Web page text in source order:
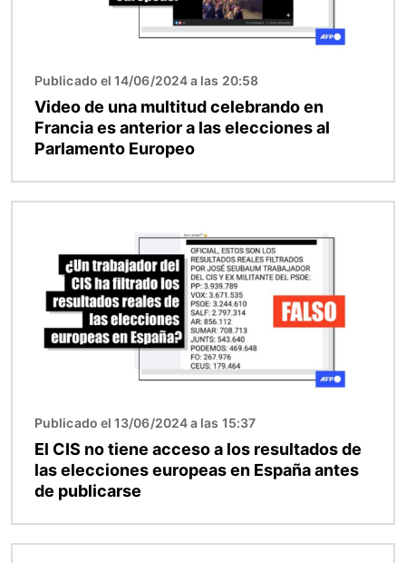
Publicado el 14/06/2024 a las 20:58
Video de una multitud celebrando en
Francia es anterior a las elecciones al
Parlamento Europeo
Publicado el 13/06/2024 a las 15:37
El CIS no tiene acceso a los resultados de
las elecciones europeas en España antes
de publicarse